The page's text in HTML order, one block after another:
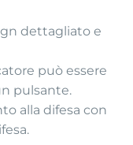
dettagliato e
può essere
pulsante.
alla difesa con